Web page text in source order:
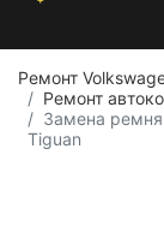
Ремонт
Ремонт
Замена
Tiguan